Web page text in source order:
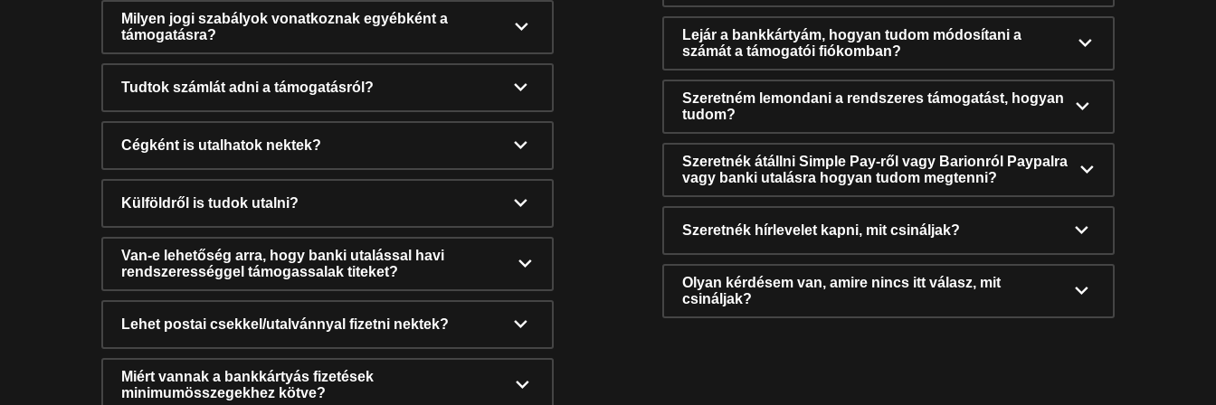
Milyen jogi szabályok vonatkoznak egyébként a
támogatásra?
Tudtok számlát adni a támogatásról?
Cégként is utalhatok nektek?
Külföldről is tudok utalni?
Van-e lehetőség arra, hogy banki utalással havi
rendszerességgel támogassalak titeket?
Lehet postai csekkel/utalvánnyal fizetni nektek?
Miért vannak a bankkártyás fizetések
minimumösszegekhez kötve?
Lejár a bankkártyám, hogyan tudom módosítani a
számát a támogatói fiókomban?
Szeretném lemondani a rendszeres támogatást, hogyan
tudom?
Szeretnék átállni Simple Pay-ről vagy Barionról Paypalra
vagy banki utalásra hogyan tudom megtenni?
Szeretnék hírlevelet kapni, mit csináljak?
Olyan kérdésem van, amire nincs itt válasz, mit
csináljak?